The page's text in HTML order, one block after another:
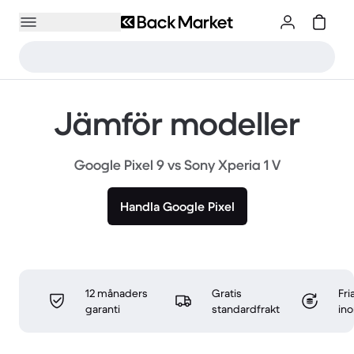
Jämför modeller
Google Pixel 9 vs Sony Xperia 1 V
Handla Google Pixel
12 månaders
garanti
Gratis
standardfrakt